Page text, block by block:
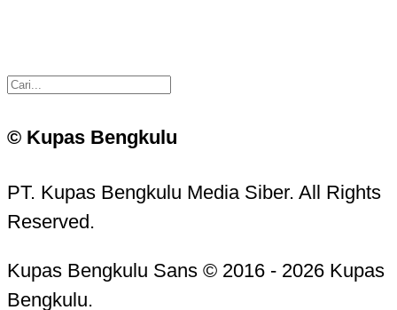
© Kupas Bengkulu
PT. Kupas Bengkulu Media Siber. All Rights
Reserved.
Kupas Bengkulu Sans © 2016 - 2026 Kupas
Bengkulu.